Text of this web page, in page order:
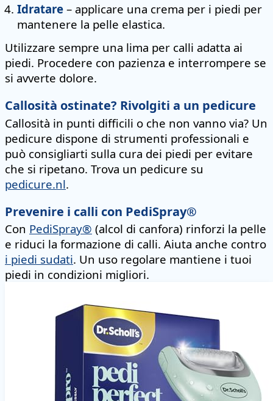
Idratare – applicare una crema per i piedi per
mantenere la pelle elastica.
Utilizzare sempre una lima per calli adatta ai
piedi. Procedere con pazienza e interrompere se
si avverte dolore.
Callosità ostinate? Rivolgiti a un pedicure
Callosità in punti difficili o che non vanno via? Un
pedicure dispone di strumenti professionali e
può consigliarti sulla cura dei piedi per evitare
che si ripetano. Trova un pedicure su
pedicure.nl.
Prevenire i calli con PediSpray®
Con PediSpray® (alcol di canfora) rinforzi la pelle
e riduci la formazione di calli. Aiuta anche contro
i piedi sudati. Un uso regolare mantiene i tuoi
piedi in condizioni migliori.